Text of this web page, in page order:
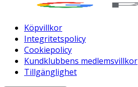
Köpvillkor
Integritetspolicy
Cookiepolicy
Kundklubbens medlemsvillkor
Tillgänglighet